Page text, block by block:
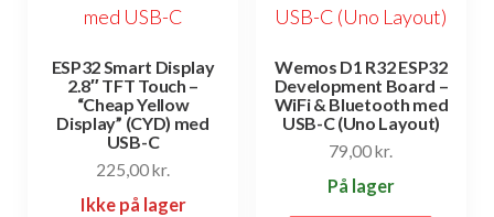
ESP32 Smart Display
2.8″ TFT Touch –
“Cheap Yellow
Display” (CYD) med
USB-C
225,00kr.
Ikke på lager
Wemos D1 R32 ESP32
Development Board –
WiFi & Bluetooth med
USB-C (Uno Layout)
79,00kr.
På lager